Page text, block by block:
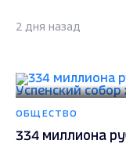
2 дня назад
ОБЩЕСТВО
334 миллиона